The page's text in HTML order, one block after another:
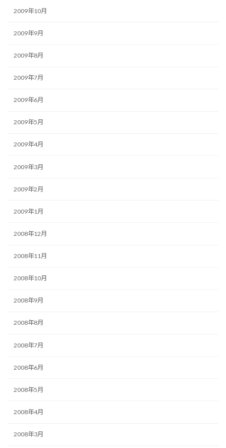
2009年10月
2009年9月
2009年8月
2009年7月
2009年6月
2009年5月
2009年4月
2009年3月
2009年2月
2009年1月
2008年12月
2008年11月
2008年10月
2008年9月
2008年8月
2008年7月
2008年6月
2008年5月
2008年4月
2008年3月